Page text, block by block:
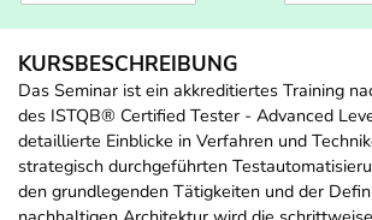
KURSBESCHREIBUNG
Das Seminar ist ein akkreditiertes Training
des ISTQB® Certified Tester - Advanced
detaillierte Einblicke in Verfahren und
strategisch durchgeführten
den grundlegenden Tätigkeiten und der